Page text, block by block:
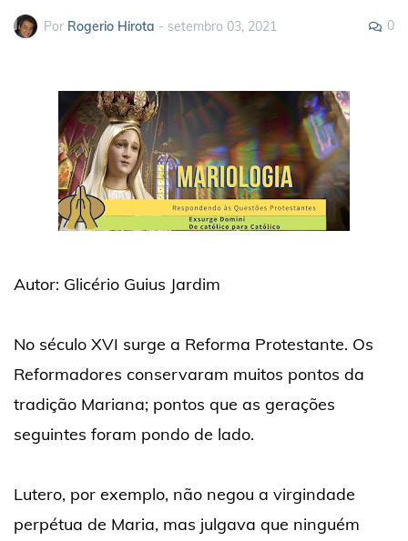
Por Rogerio Hirota - setembro 03, 2021 0
Autor: Glicério Guius Jardim
No século XVI surge a Reforma Protestante. Os
Reformadores conservaram muitos pontos da
tradição Mariana; pontos que as gerações
seguintes foram pondo de lado.
Lutero, por exemplo, não negou a virgindade
perpétua de Maria, mas julgava que ninguém